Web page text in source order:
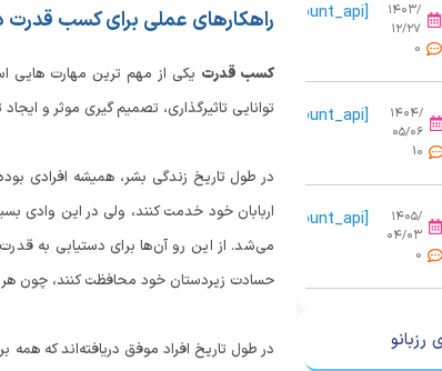
۱۴۰۳/
۱۲/۲۷
0
[view_count_api]
۱۴۰۴/
۰۵/۰۶
10
[view_count_api]
۱۴۰۵/
۰۴/۰۳
0
[view_count_api]
راهکارهای عملی برای کسب
کسب قدرت یکی از مهم‌ ترین مهارت‌ هایی
توانایی تاثیرگذاری، تصمیم‌ گیری موثر و
در طول تاریخ زندگی بشر، همیشه افرادی
اربابان خود خدمت کنند، ولی در این وادی
می‌شد. از این رو آن‌ها برای دستیابی به
حسادت زیردستان خود محافظت کنند، چون هر
در طول تاریخ افراد موفق دریافته‌اند که همه